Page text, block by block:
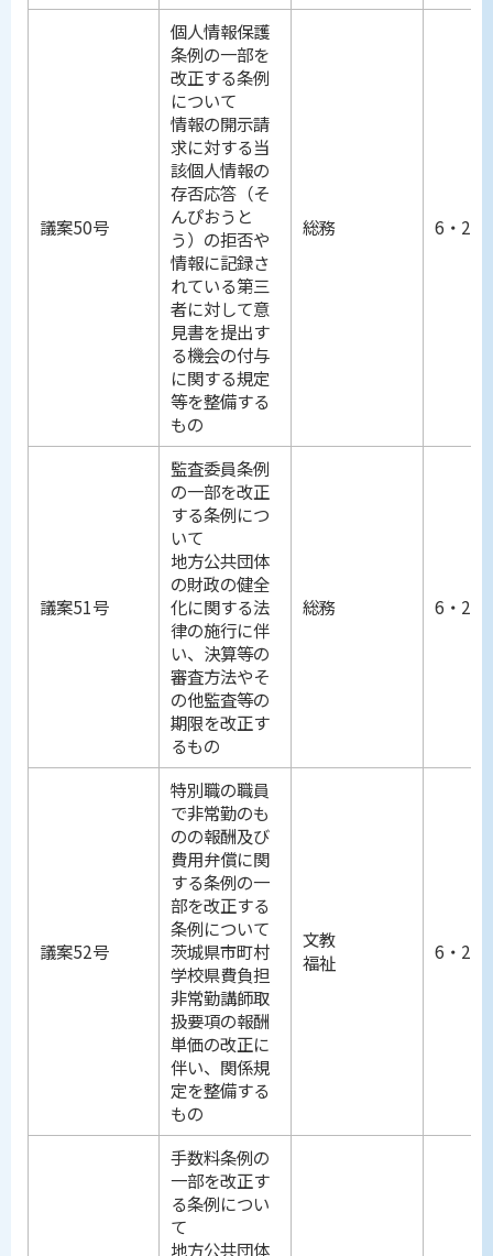
議案50号
個人情報保護
条例の一部を
改正する条例
について
情報の開示請
求に対する当
該個人情報の
存否応答（そ
んぴおうと
う）の拒否や
情報に記録さ
れている第三
者に対して意
見書を提出す
る機会の付与
に関する規定
等を整備する
もの
総務 6・25
議案51号
監査委員条例
の一部を改正
する条例につ
いて
地方公共団体
の財政の健全
化に関する法
律の施行に伴
い、決算等の
審査方法やそ
の他監査等の
期限を改正す
るもの
総務 6・25
議案52号
特別職の職員
で非常勤のも
のの報酬及び
費用弁償に関
する条例の一
部を改正する
条例について
茨城県市町村
学校県費負担
非常勤講師取
扱要項の報酬
単価の改正に
伴い、関係規
定を整備する
もの
文教
福祉
6・25
手数料条例の
一部を改正す
る条例につい
て
地方公共団体